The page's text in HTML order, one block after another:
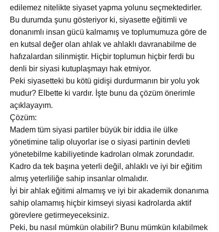
edilemez nitelikte siyaset yapma yolunu seçmektedirler.
Bu durumda şunu gösteriyor ki, siyasette eğitimli ve
donanımlı insan gücü kalmamış ve toplumumuza göre de
en kutsal değer olan ahlak ve ahlaklı davranabilme de
hafızalardan silinmiştir. Hiçbir toplumun hiçbir ferdi bu
denli bir siyasi kutuplaşmayı hak etmiyor.
Peki siyasetteki bu kötü gidişi durdurmanın bir yolu yok
mudur? Elbette ki vardır. İşte bunu da çözüm önerimle
açıklayayım.
Çözüm:
Madem tüm siyasi partiler büyük bir iddia ile ülke
yönetimine talip oluyorlar ise o siyasi partinin devleti
yönetebilme kabiliyetinde kadroları olmak zorundadır.
Kadro da tek başına yeterli değil, ahlaklı ve iyi bir eğitim
almış yeterliliğe sahip insanlar olmalıdır.
İyi bir ahlak eğitimi almamış ve iyi bir akademik donanıma
sahip olamamış hiçbir kimseyi siyasi kadrolarda aktif
görevlere getirmeyeceksiniz.
Peki, bu nasıl mümkün olabilir? Bunu mümkün kılabilmek